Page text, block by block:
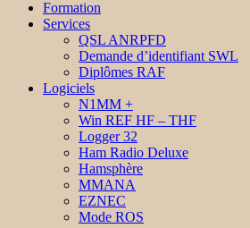
Formation
Services
QSL ANRPFD
Demande d’identifiant SWL
Diplômes RAF
Logiciels
N1MM +
Win REF HF – THF
Logger 32
Ham Radio Deluxe
Hamsphère
MMANA
EZNEC
Mode ROS